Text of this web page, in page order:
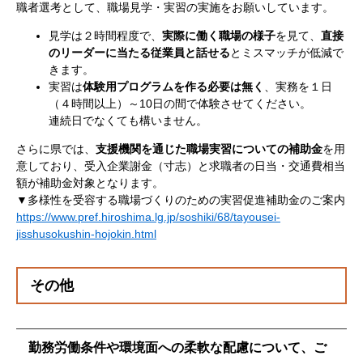
職者選考として、職場見学・実習の実施をお願いしています。
見学は２時間程度で、 実際に働く職場の様子を見て、 直接
のリーダーに当たる従業員と話せるとミスマッチが低減で
きます。
実習は体験用プログラムを作る必要は無く 、実務を１日
（４時間以上）～10日の間で体験させてください。
連続日でなくても構いません。
さらに県では、 支援機関を通じた職場実習についての補助金を用
意しており、受入企業謝金（寸志）と求職者の日当・交通費相当
額が補助金対象となります。
▼多様性を受容する職場づくりのための実習促進補助金のご案内
https://www.pref.hiroshima.lg.jp/soshiki/68/tayousei-
jisshusokushin-hojokin.html
その他
勤務労働条件や環境面への柔軟な配慮について、ご